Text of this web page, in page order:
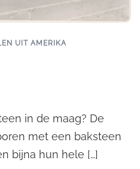
UIT AMERIKA
in de maag? De
met een baksteen
bijna hun hele […]